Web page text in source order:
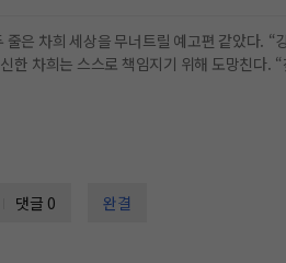
았다. “강 비서, 나 좋아하지 마.” “…….” “책임 못 지니까.” 차희의 감정에 책임질
했다.
댓글 0 완결